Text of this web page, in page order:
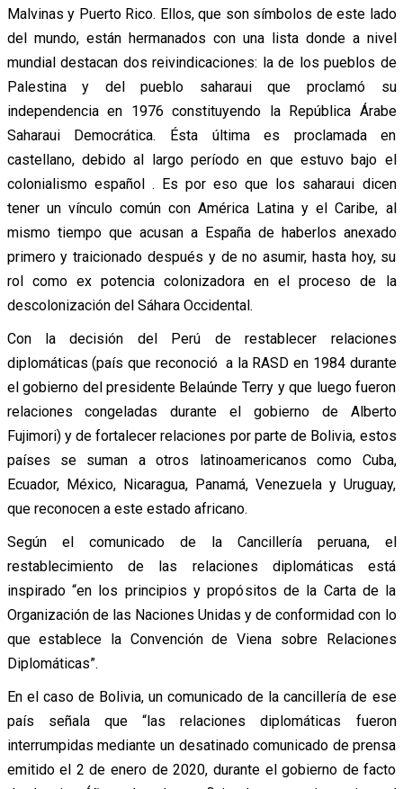
Malvinas y Puerto Rico. Ellos, que son símbolos de este lado
del mundo, están hermanados con una lista donde a nivel
mundial destacan dos reivindicaciones: la de los pueblos de
Palestina y del pueblo saharaui que proclamó su
independencia en 1976 constituyendo la República Árabe
Saharaui Democrática. Ésta última es proclamada en
castellano, debido al largo período en que estuvo bajo el
colonialismo español . Es por eso que los saharaui dicen
tener un vínculo común con América Latina y el Caribe, al
mismo tiempo que acusan a España de haberlos anexado
primero y traicionado después y de no asumir, hasta hoy, su
rol como ex potencia colonizadora en el proceso de la
descolonización del Sáhara Occidental.
Con la decisión del Perú de restablecer relaciones
diplomáticas (país que reconoció a la RASD en 1984 durante
el gobierno del presidente Belaúnde Terry y que luego fueron
relaciones congeladas durante el gobierno de Alberto
Fujimori) y de fortalecer relaciones por parte de Bolivia, estos
países se suman a otros latinoamericanos como Cuba,
Ecuador, México, Nicaragua, Panamá, Venezuela y Uruguay,
que reconocen a este estado africano.
Según el comunicado de la Cancillería peruana, el
restablecimiento de las relaciones diplomáticas está
inspirado “en los principios y propósitos de la Carta de la
Organización de las Naciones Unidas y de conformidad con lo
que establece la Convención de Viena sobre Relaciones
Diplomáticas”.
En el caso de Bolivia, un comunicado de la cancillería de ese
país señala que “las relaciones diplomáticas fueron
interrumpidas mediante un desatinado comunicado de prensa
emitido el 2 de enero de 2020, durante el gobierno de facto